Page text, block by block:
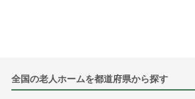
全国の老人ホームを都道府県から探す